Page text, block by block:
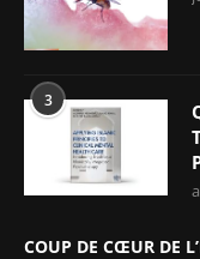
3
COUP DE CŒUR DE